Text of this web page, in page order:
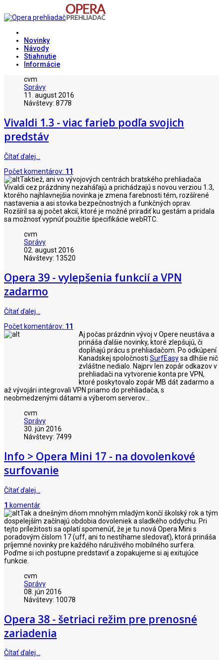
Novinky
Návody
Stiahnutie
Informácie
cvm
Správy
11. august 2016
Návštevy: 8778
Vivaldi 1.3 - viac farieb podľa svojich
predstáv
Čítať ďalej…
Počet komentárov: 11
Taktiež, ani vo vývojových centrách bratského prehliadača
Vivaldi cez prázdniny nezaháľajú a prichádzajú s novou verziou 1.3,
ktorého najhlavnejšia novinka je zmena farebnosti tém, rozšírené
nastavenia a asi stovka bezpečnostných a funkčných oprav.
Rozšíril sa aj počet akcií, ktoré je možné priradiť ku gestám a pridala
sa možnosť vypnúť použitie špecifikácie webRTC.
cvm
Správy
02. august 2016
Návštevy: 13520
Opera 39 - vylepšenia funkcií a VPN
zadarmo
Čítať ďalej…
Počet komentárov: 11
Aj počas prázdnin vývoj v Opere neustáva a
prináša ďalšie novinky, ktoré zlepšujú, či
dopĺňajú prácu s prehliadačom. Po odkúpení
Kanadskej spoločnosti SurfEasysa dlhšie nič
zvláštne nedialo. Najprv len zopár odkazov v
prehliadači na vytvorenie konta pre VPN,
ktoré poskytovalo zopár MB dát zadarmo a
až vývojári integrovali VPN priamo do prehliadača, s
neobmedzenými dátami a výberom serverov...
cvm
Správy
30. jún 2016
Návštevy: 7499
Info > Opera Mini 17 - na dovolenkové
surfovanie
Čítať ďalej…
1 komentár
Tak a dnešným dňom mnohým mladým končí školský rok a tým
dospelejším začínajú obdobia dovoleniek a sladkého oddychu. Pri
tejto príležitosti sa oplatí spomenúť, že je tu nová Opera Mini s
poradovým číslom 17 (uff, ani to nestíhame sledovať), ktorá prináša
príjemné novinky pre každého náruživého mobilného surfera.
Poďme si ich postupne predstaviť a zopakujeme si aj exitujúce
funkcie.
cvm
Správy
08. jún 2016
Návštevy: 10078
Opera 38 - šetriaci režim pre prenosné
zariadenia
Čítať ďalej…